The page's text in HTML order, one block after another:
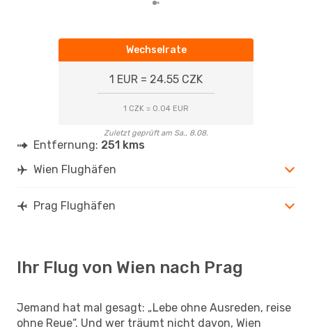
Wechselrate
1 EUR = 24.55 CZK
1 CZK = 0.04 EUR
Zuletzt geprüft am Sa., 8.08.
Entfernung: 251 kms
Wien Flughäfen
Prag Flughäfen
Ihr Flug von Wien nach Prag
Jemand hat mal gesagt: „Lebe ohne Ausreden, reise
ohne Reue“. Und wer träumt nicht davon, Wien